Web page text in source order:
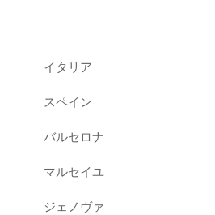
イタリア
スペイン
バルセロナ
マルセイユ
ジェノヴァ